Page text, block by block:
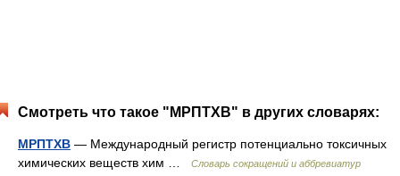
Смотреть что такое "МРПТХВ" в других словарях:
МРПТХВ — Международный регистр потенциально токсичных
химических веществ хим …
Словарь сокращений и аббревиатур